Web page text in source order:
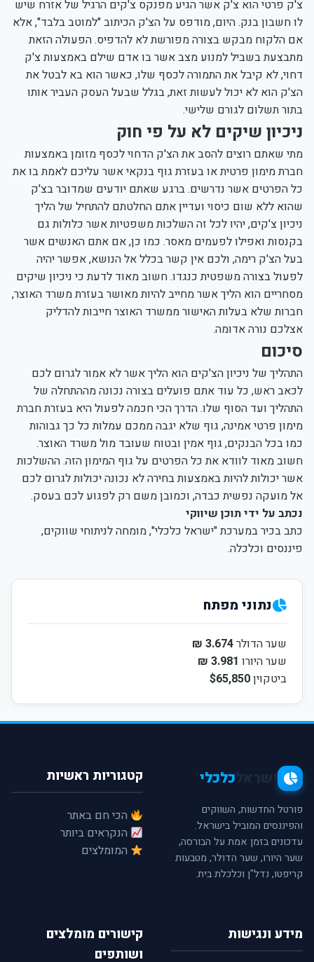
צ'ק פרטי הוא צ'ק אשר הגיע מפנקס צ'קים הרגיל של אזרח שיש
לו חשבון בנק. היום, מודפס על הצ'ק הכיתוב "למוטב בלבד", אלא
אם הלקוח מבקש בצורה מפורשת לא להדפיס. הפעולה הזאת
מתבצעת בשביל למנוע מצב אשר בו אדם שילם באמצעות צ'ק
דחוי, לא קיבל את התמורה לכסף שלו, כאשר הוא בא לבטל את
הצ'ק הוא לא יכול לעשות זאת, בגלל שבעל העסק העביר אותו
בתור תשלום לגורם שלישי.
ניכיון שיקים לא על פי חוק
מתי שאתם רוצים להסב את הצ'ק הדחוי לכסף מזומן באמצעות
חברת מימון פרטית או בעזרת גוף בנקאי אשר עליכם לאמת בו את
כל הפרטים אשר נדרשים. ברגע שאתם יודעים שמדובר בצ'ק
שהוא ללא שום כיסוי ועדיין אתם החלטתם להתחיל של הליך
ניכיון צ'קים, יהיו לכל זה השלכות משפטיות אשר כלולות גם
בקנסות ואפילו לפעמים מאסר. כמו כן, אם אתם האנשים אשר
בעל הצ'ק רימה, ולכם אין קשר בכלל אל הנושא, אפשר יהיה
לפעול בצורה משפטית כנגדו. חשוב מאוד לדעת כי ניכיון שיקים
מסחריים הוא הליך אשר מחייב להיות מאושר בעזרת משרד האוצר,
חברות שלא בעלות האישור ממשרד האוצר חייבות להדליק
אצלכם נורה אדומה.
סיכום
התהליך של ניכיון הצ'קים הוא הליך אשר לא אמור לגרום לכם
לכאב ראש, כל עוד אתם פועלים בצורה נכונה מההתחלה של
התהליך ועד הסוף שלו. הדרך הכי חכמה לפעול היא בעזרת חברת
מימון פרטי אמינה, גוף שלא יגבה ממכם עמלות כל כך גבוהות
כמו בכל הבנקים, גוף אמין ובטוח שעובד מול משרד האוצר.
חשוב מאוד לוודא את כל הפרטים על גוף המימון הזה. ההשלכות
אשר יכולות להיות באמצעות בחירה לא נכונה יכולות לגרום לכם
אל מועקה נפשית כבדה, וכמובן משם רק לפגוע לכם בעסק.
נכתב על ידי תוכן שיווקי
כתב בכיר במערכת "ישראל כלכלי", מומחה לניתוחי שווקים,
פיננסים וכלכלה.
נתוני מפתח
שער הדולר3.674 ₪
שער היורו 3.981 ₪
ביטקוין$65,850
כלכלי
פורטל החדשות, השווקים
והפיננסים המוביל בישראל.
עדכונים בזמן אמת על הבורסה,
שער היורו, שער הדולר, מטבעות
קריפטו, נדל"ן וכלכלת בית.
קטגוריות ראשיות
הכי חם באתר
הנקראים ביותר
המומלצים
מידע ונגישות
קישורים מומלצים
ושותפים